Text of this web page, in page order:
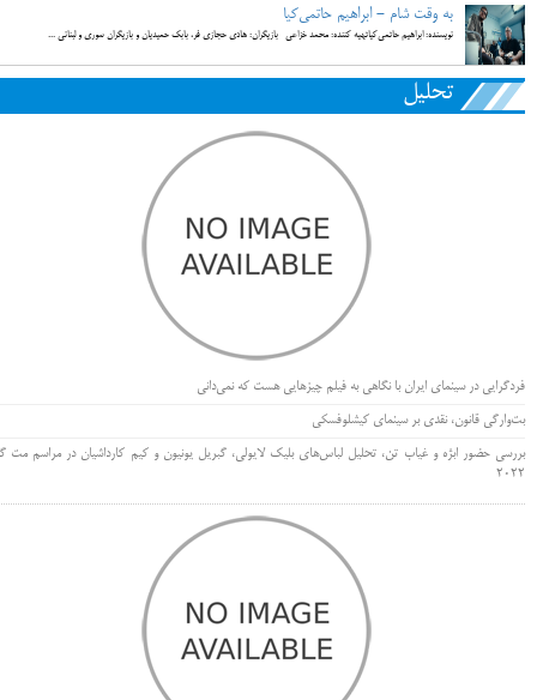
به وقت شام - ابراهیم حاتمی‌کیا
نویسنده: ابراهیم حاتمی‌کیاتهیه کننده: محمد خزاعی بازیگران: هادی حجازی فر، بابک حمیدیان و بازیگران سوری و لبنانی ...
تحلیل
فردگرایی در سینمای ایران با نگاهی به فیلم چیزهایی هست که نمی‌دانی
بت‌وارگی قانون، نقدی بر سینمای کیشلوفسکی
بررسی حضور ابژه و غیاب تن، تحلیل لباس‌های بلیک لایولی، گبریل یونیون و کیم کارداشیان در مراسم مت
۲۰۲۲